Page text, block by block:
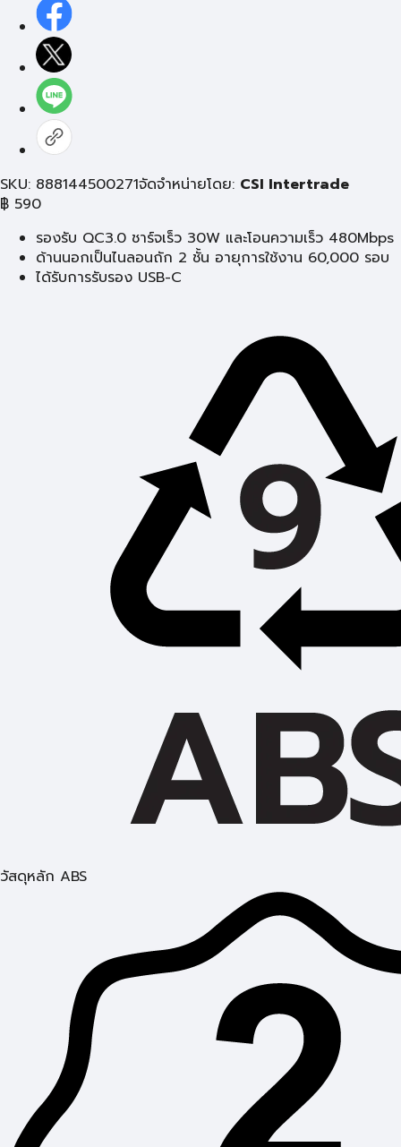
SKU: 888144500271จัดจำหน่ายโดย: CSI Intertrade
฿ 590
รองรับ QC3.0 ชาร์จเร็ว 30W และโอนความเร็ว 480Mbps
ด้านนอกเป็นไนลอนถัก 2 ชั้น อายุการใช้งาน 60,000 รอบ
ได้รับการรับรอง USB-C
วัสดุหลัก ABS